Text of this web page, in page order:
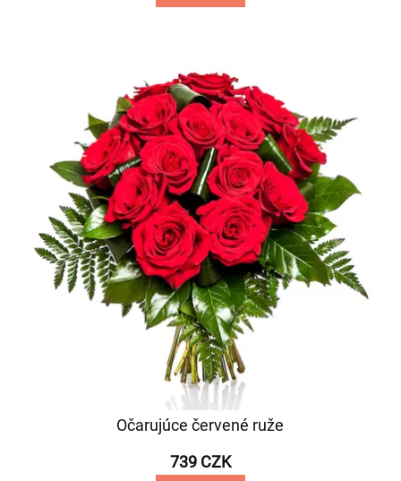
Očarujúce červené ruže
739 CZK